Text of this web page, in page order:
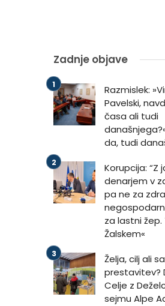
Zadnje objave
Razmislek:
Pavelski,
časa ali tudi
da, tudi
Korupcija: “Z
denarjem v
pa ne za
za lastni
Žalskem«
Želja, cilj ali
prestavitev?
Celje z
sejmu Alpe